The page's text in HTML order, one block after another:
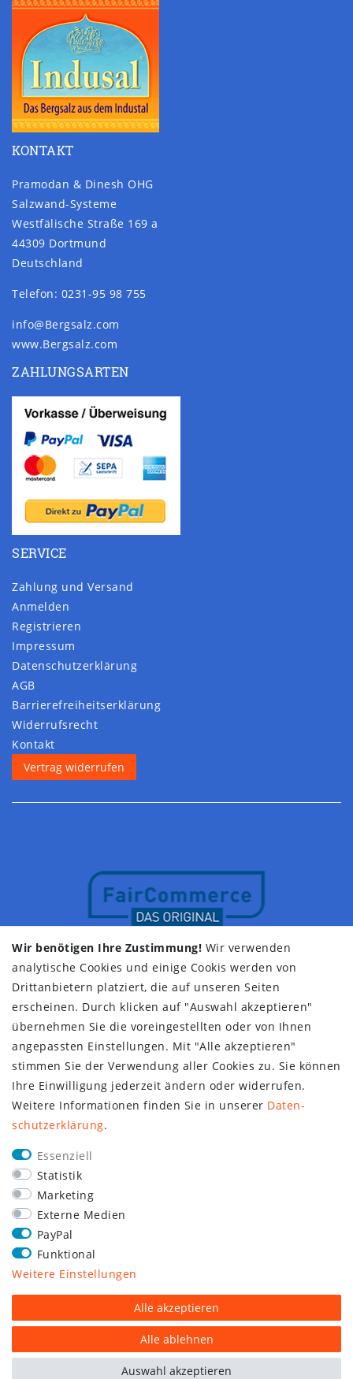
KONTAKT
Pramodan & Dinesh OHG
Salzwand-Systeme
Westfälische Straße 169 a
44309 Dortmund
Deutschland
Telefon: 0231-95 98 755
info@Bergsalz.com
www.Bergsalz.com
ZAHLUNGSARTEN
SERVICE
Zahlung und Versand
Anmelden
Registrieren
Impressum
Daten­schutz­erklärung
AGB
Barrierefreiheitserklärung
Widerrufs­recht
Kontakt
Vertrag widerrufen
Wir benötigen Ihre Zustimmung! Wir verwenden
analytische Cookies und einige Cookis werden von
Drittanbietern platziert, die auf unseren Seiten
erscheinen. Durch klicken auf "Auswahl akzeptieren"
übernehmen Sie die voreingestellten oder von Ihnen
angepassten Einstellungen. Mit "Alle akzeptieren"
stimmen Sie der Verwendung aller Cookies zu. Sie können
Ihre Einwilligung jederzeit ändern oder widerrufen.
Weitere Informationen finden Sie in unserer Daten­
schutz­erklärung.
Essenziell
Statistik
Marketing
Externe Medien
PayPal
Funktional
Weitere Einstellungen
Alle akzeptieren
Alle ablehnen
Auswahl akzeptieren